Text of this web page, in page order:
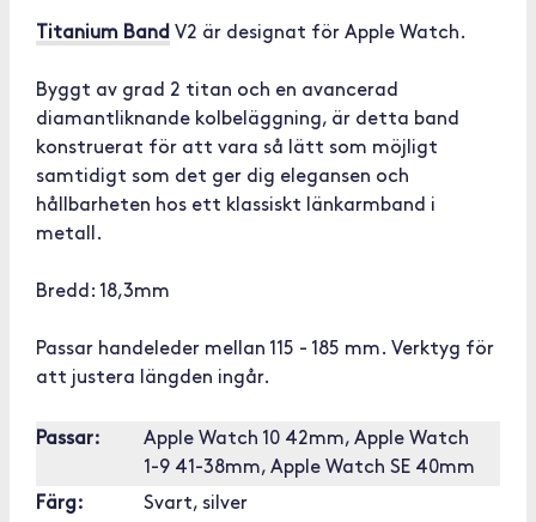
Titanium Band V2 är designat för Apple Watch.
Byggt av grad 2 titan och en avancerad
diamantliknande kolbeläggning, är detta band
konstruerat för att vara så lätt som möjligt
samtidigt som det ger dig elegansen och
hållbarheten hos ett klassiskt länkarmband i
metall.
Bredd: 18,3mm
Passar handeleder mellan 115 - 185 mm. Verktyg för
att justera längden ingår.
Passar:
Apple Watch 10 42mm, Apple Watch
1-9 41-38mm, Apple Watch SE 40mm
Färg:
Svart, silver